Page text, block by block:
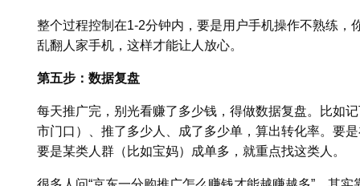
整个过程控制在1-2分钟内，要是用户手机操作不熟练，
乱翻人家手机，这样才能让人放心。
第五步：数据复盘
每天推广完，别光看赚了多少钱，得做数据复盘。比如
市门口）、推了多少人、成了多少单，算出转化率。要
要是某类人群（比如宝妈）成单多，就重点找这类人。